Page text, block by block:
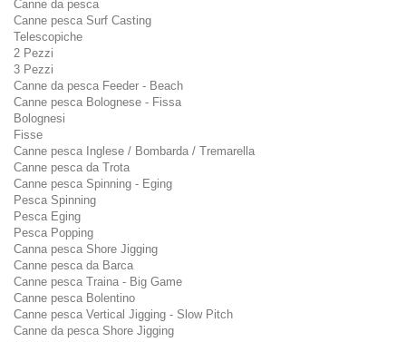
Canne da pesca
Canne pesca Surf Casting
Telescopiche
2 Pezzi
3 Pezzi
Canne da pesca Feeder - Beach
Canne pesca Bolognese - Fissa
Bolognesi
Fisse
Canne pesca Inglese / Bombarda / Tremarella
Canne pesca da Trota
Canne pesca Spinning - Eging
Pesca Spinning
Pesca Eging
Pesca Popping
Canna pesca Shore Jigging
Canne pesca da Barca
Canne pesca Traina - Big Game
Canne pesca Bolentino
Canne pesca Vertical Jigging - Slow Pitch
Canne da pesca Shore Jigging